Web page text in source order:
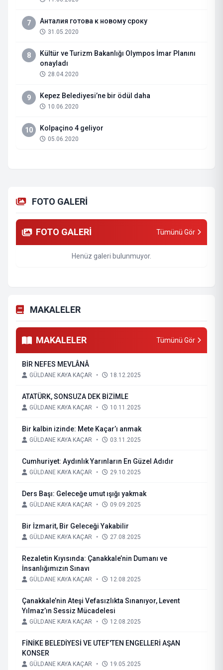
7 Анталия готова к новому сроку
31.05.2020
8
Kültür ve Turizm Bakanlığı Olympos İmar Planını
onayladı
28.04.2020
9 Kepez Belediyesi’ne bir ödül daha
10.06.2020
10 Kolpaçino 4 geliyor
05.06.2020
FOTO GALERİ
FOTO GALERİ Tümünü Gör
Henüz galeri bulunmuyor.
MAKALELER
MAKALELER Tümünü Gör
BİR NEFES MEVLÂNÂ
GÜLDANE KAYA KAÇAR • 18.12.2025
ATATÜRK, SONSUZA DEK BİZİMLE
GÜLDANE KAYA KAÇAR • 10.11.2025
Bir kalbin izinde: Mete Kaçar’ı anmak
GÜLDANE KAYA KAÇAR • 03.11.2025
Cumhuriyet: Aydınlık Yarınların En Güzel Adıdır
GÜLDANE KAYA KAÇAR • 29.10.2025
Ders Başı: Geleceğe umut ışığı yakmak
GÜLDANE KAYA KAÇAR • 09.09.2025
Bir İzmarit, Bir Geleceği Yakabilir
GÜLDANE KAYA KAÇAR • 27.08.2025
Rezaletin Kıyısında: Çanakkale’nin Dumanı ve
İnsanlığımızın Sınavı
GÜLDANE KAYA KAÇAR • 12.08.2025
Çanakkale’nin Ateşi Vefasızlıkta Sınanıyor, Levent
Yılmaz’ın Sessiz Mücadelesi
GÜLDANE KAYA KAÇAR • 12.08.2025
FİNİKE BELEDİYESİ VE UTEF'TEN ENGELLERİ AŞAN
KONSER
GÜLDANE KAYA KAÇAR • 19.05.2025